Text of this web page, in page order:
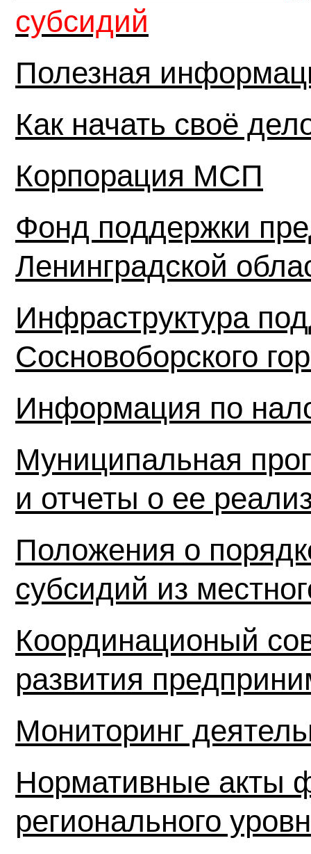
субсидий
Полезная
Как начать своё
Корпорация МСП
Фонд поддержки
Ленинградской
Инфраструктура
Сосновоборского
Информация по
Муниципальная
и отчеты о ее
Положения о
субсидий из
Координационый
развития
Мониторинг
Нормативные акты
регионального